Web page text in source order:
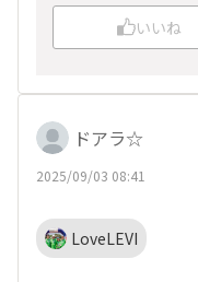
行うことです。
一度試されては
い。
いいね
ドアラ☆
2025/09/03 08:41
LoveLEVI